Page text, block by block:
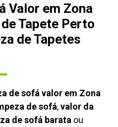
Valor em Zona
Tapete Perto
de Tapetes
de sofá valor em Zona
de sofá,valor da
de sofá barata ou